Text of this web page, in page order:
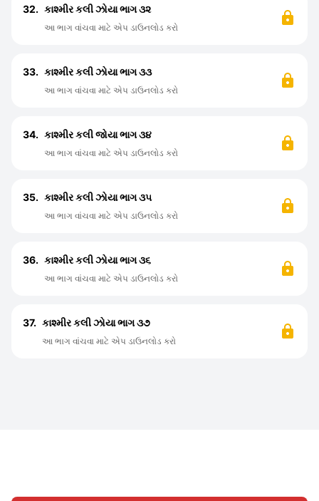
32. કાશ્મીર કલી ઝોયા ભાગ ૩૨
આ ભાગ વાંચવા માટે એપ ડાઉનલોડ કરો
33. કાશ્મીર કલી ઝોયા ભાગ ૩૩
આ ભાગ વાંચવા માટે એપ ડાઉનલોડ કરો
34. કાશ્મીર કલી જોયા ભાગ ૩૪
આ ભાગ વાંચવા માટે એપ ડાઉનલોડ કરો
35. કાશ્મીર કલી ઝોયા ભાગ ૩૫
આ ભાગ વાંચવા માટે એપ ડાઉનલોડ કરો
36. કાશ્મીર કલી ઝોયા ભાગ ૩૬
આ ભાગ વાંચવા માટે એપ ડાઉનલોડ કરો
37. કાશ્મીર કલી ઝોયા ભાગ ૩૭
આ ભાગ વાંચવા માટે એપ ડાઉનલોડ કરો